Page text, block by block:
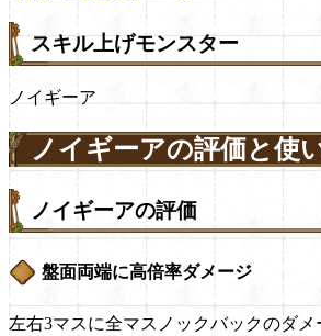
スキル上げモンスター
ノイギーア
ノイギーアの評価と使
ノイギーアの評価
盤面両端に高倍率ダメージ
左右3マスに全マスノックバックのダメ